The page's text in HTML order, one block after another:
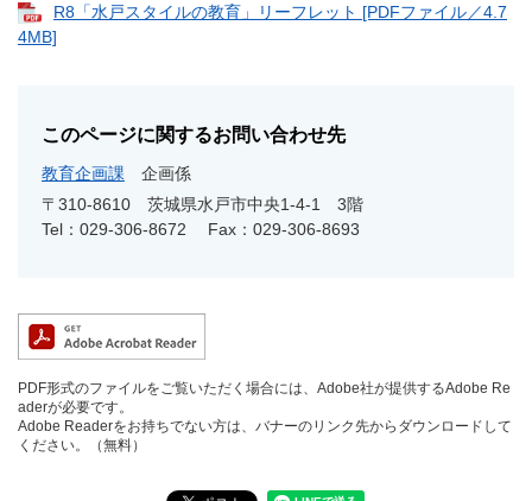
R8「水戸スタイルの教育」リーフレット [PDFファイル／4.7
4MB]
このページに関するお問い合わせ先
教育企画課
企画係
〒310-8610
茨城県水戸市中央1-4-1 3階
Tel：029-306-8672
Fax：029-306-8693
PDF形式のファイルをご覧いただく場合には、Adobe社が提供するAdobe Re
aderが必要です。
Adobe Readerをお持ちでない方は、バナーのリンク先からダウンロードして
ください。（無料）